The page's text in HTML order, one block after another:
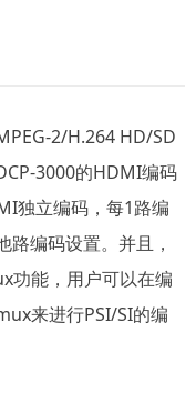
2/H.264 HD/SD
3000的HDMI编码
独立编码，每1路编
路编码设置。并且，
功能，用户可以在编
来进行PSI/SI的编